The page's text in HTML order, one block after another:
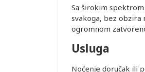
Sa širokim
svakoga, bez obzira
ogromnom
Usluga
Noćenje doručak ili